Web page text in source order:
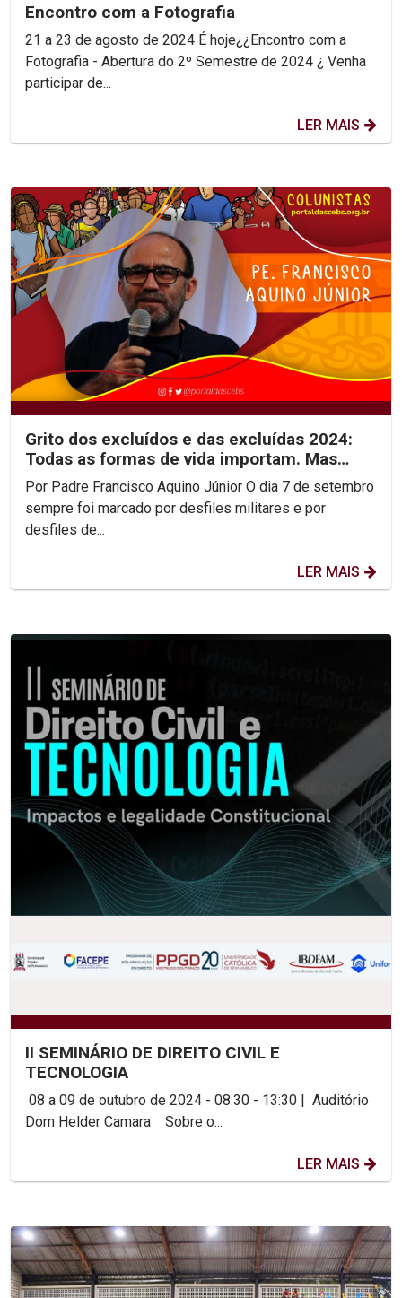
Encontro com a Fotografia
21 a 23 de agosto de 2024 É hoje¿¿Encontro com a
Fotografia - Abertura do 2º Semestre de 2024 ¿ Venha
participar de...
LER MAIS
Grito dos excluídos e das excluídas 2024:
Todas as formas de vida importam. Mas
quem se importa?
Por Padre Francisco Aquino Júnior O dia 7 de setembro
sempre foi marcado por desfiles militares e por
desfiles de...
LER MAIS
II SEMINÁRIO DE DIREITO CIVIL E
TECNOLOGIA
08 a 09 de outubro de 2024 - 08:30 - 13:30 | Auditório
Dom Helder Camara Sobre o...
LER MAIS